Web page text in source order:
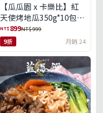
【瓜瓜園 x 卡樂比】紅
天使烤地瓜350g*10包
(免運組)
NT$ 899NT$ 999
9折 月銷 24